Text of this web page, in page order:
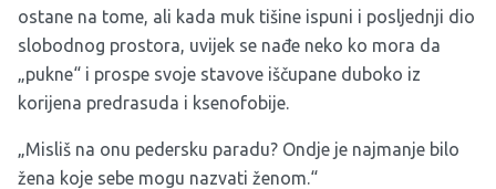
ostane na tome, ali kada muk tišine ispuni i posljednji dio
slobodnog prostora, uvijek se nađe neko ko mora da
„pukne“ i prospe svoje stavove iščupane duboko iz
korijena predrasuda i ksenofobije.
„Misliš na onu pedersku paradu? Ondje je najmanje bilo
žena koje sebe mogu nazvati ženom.“